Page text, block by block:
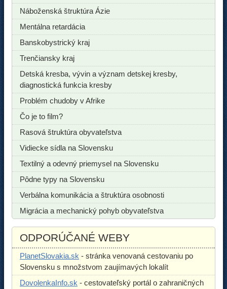
Náboženská štruktúra Ázie
Mentálna retardácia
Banskobystrický kraj
Trenčiansky kraj
Detská kresba, vývin a význam detskej kresby,
diagnostická funkcia kresby
Problém chudoby v Afrike
Čo je to film?
Rasová štruktúra obyvateľstva
Vidiecke sídla na Slovensku
Textilný a odevný priemysel na Slovensku
Pôdne typy na Slovensku
Verbálna komunikácia a štruktúra osobnosti
Migrácia a mechanický pohyb obyvateľstva
ODPORÚČANÉ WEBY
PlanetSlovakia.sk - stránka venovaná cestovaniu po
Slovensku s množstvom zaujímavých lokalít
DovolenkaInfo.sk - cestovateľský portál o zahraničných